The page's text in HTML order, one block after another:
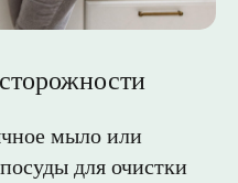
мыло или
для очистки